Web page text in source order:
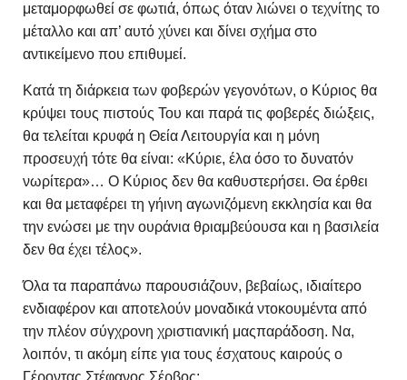
μεταμορφωθεί σε φωτιά, όπως όταν λιώνει ο τεχνίτης το
μέταλλο και απ’ αυτό χύνει και δίνει σχήμα στο
αντικείμενο που επιθυμεί.
Κατά τη διάρκεια των φοβερών γεγονότων, ο Κύριος θα
κρύψει τους πιστούς Του και παρά τις φοβερές διώξεις,
θα τελείται κρυφά η Θεία Λειτουργία και η μόνη
προσευχή τότε θα είναι: «Κύριε, έλα όσο το δυνατόν
νωρίτερα»… O Κύριος δεν θα καθυστερήσει. Θα έρθει
και θα μεταφέρει τη γήινη αγωνιζόμενη εκκλησία και θα
την ενώσει με την ουράνια θριαμβεύουσα και η βασιλεία
δεν θα έχει τέλος».
Όλα τα παραπάνω παρουσιάζουν, βεβαίως, ιδιαίτερο
ενδιαφέρον και αποτελούν μοναδικά ντοκουμέντα από
την πλέον σύγχρονη χριστιανική μαςπαράδοση. Να,
λοιπόν, τι ακόμη είπε για τους έσχατους καιρούς ο